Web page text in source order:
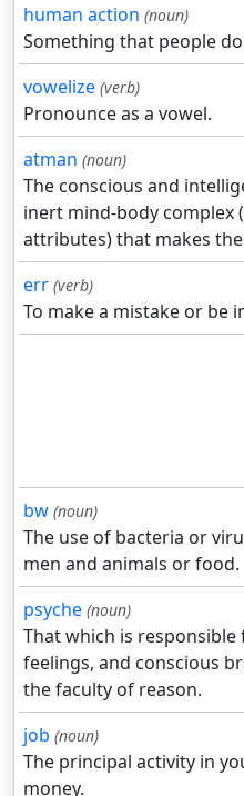
human action (noun)
Something that people
vowelize (verb)
Pronounce as a vowel.
atman (noun)
The conscious and
inert mind-body complex
attributes) that makes
err (verb)
To make a mistake or be
bw (noun)
The use of bacteria or
men and animals or food.
psyche (noun)
That which is
feelings, and conscious
the faculty of reason.
job (noun)
The principal activity in
money.